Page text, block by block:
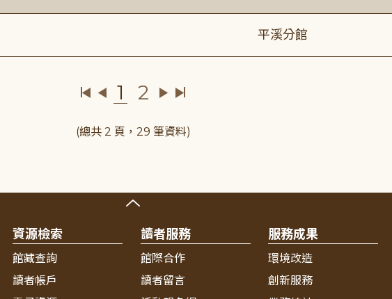
平溪分館
1 2
(總共 2 頁，29 筆資料)
資源檢索
館藏查詢
讀者帳戶
讀者服務
館際合作
讀者留言
服務成果
環境改造
創新服務